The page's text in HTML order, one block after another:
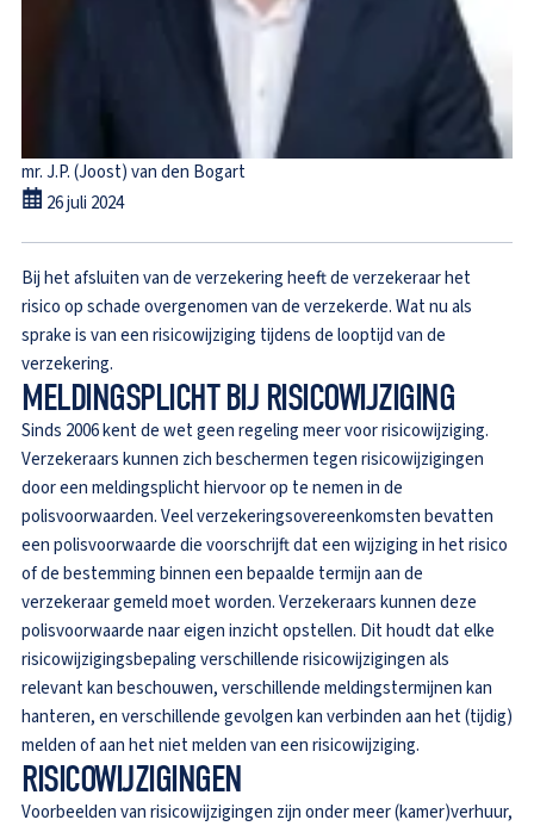
mr. J.P. (Joost) van den Bogart
26 juli 2024
Bij het afsluiten van de verzekering heeft de verzekeraar het
risico op schade overgenomen van de verzekerde. Wat nu als
sprake is van een risicowijziging tijdens de looptijd van de
verzekering.
MELDINGSPLICHT BIJ RISICOWIJZIGING
Sinds 2006 kent de wet geen regeling meer voor risicowijziging.
Verzekeraars kunnen zich beschermen tegen risicowijzigingen
door een meldingsplicht hiervoor op te nemen in de
polisvoorwaarden. Veel verzekeringsovereenkomsten bevatten
een polisvoorwaarde die voorschrijft dat een wijziging in het risico
of de bestemming binnen een bepaalde termijn aan de
verzekeraar gemeld moet worden. Verzekeraars kunnen deze
polisvoorwaarde naar eigen inzicht opstellen. Dit houdt dat elke
risicowijzigingsbepaling verschillende risicowijzigingen als
relevant kan beschouwen, verschillende meldingstermijnen kan
hanteren, en verschillende gevolgen kan verbinden aan het (tijdig)
melden of aan het niet melden van een risicowijziging.
RISICOWIJZIGINGEN
Voorbeelden van risicowijzigingen zijn onder meer (kamer)verhuur,